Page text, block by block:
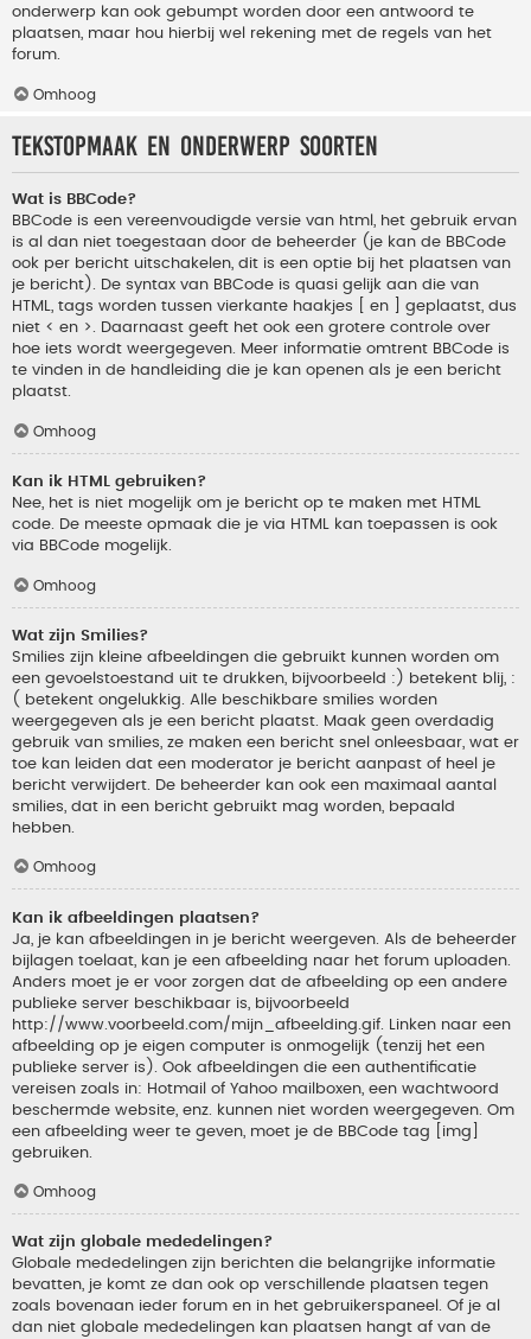
onderwerp kan ook gebumpt worden door een antwoord te
plaatsen, maar hou hierbij wel rekening met de regels van het
forum.
Omhoog
Tekstopmaak en onderwerp soorten
Wat is BBCode?
BBCode is een vereenvoudigde versie van html, het gebruik ervan
is al dan niet toegestaan door de beheerder (je kan de BBCode
ook per bericht uitschakelen, dit is een optie bij het plaatsen van
je bericht). De syntax van BBCode is quasi gelijk aan die van
HTML, tags worden tussen vierkante haakjes [ en ] geplaatst, dus
niet < en >. Daarnaast geeft het ook een grotere controle over
hoe iets wordt weergegeven. Meer informatie omtrent BBCode is
te vinden in de handleiding die je kan openen als je een bericht
plaatst.
Omhoog
Kan ik HTML gebruiken?
Nee, het is niet mogelijk om je bericht op te maken met HTML
code. De meeste opmaak die je via HTML kan toepassen is ook
via BBCode mogelijk.
Omhoog
Wat zijn Smilies?
Smilies zijn kleine afbeeldingen die gebruikt kunnen worden om
een gevoelstoestand uit te drukken, bijvoorbeeld :) betekent blij, :
( betekent ongelukkig. Alle beschikbare smilies worden
weergegeven als je een bericht plaatst. Maak geen overdadig
gebruik van smilies, ze maken een bericht snel onleesbaar, wat er
toe kan leiden dat een moderator je bericht aanpast of heel je
bericht verwijdert. De beheerder kan ook een maximaal aantal
smilies, dat in een bericht gebruikt mag worden, bepaald
hebben.
Omhoog
Kan ik afbeeldingen plaatsen?
Ja, je kan afbeeldingen in je bericht weergeven. Als de beheerder
bijlagen toelaat, kan je een afbeelding naar het forum uploaden.
Anders moet je er voor zorgen dat de afbeelding op een andere
publieke server beschikbaar is, bijvoorbeeld
http://www.voorbeeld.com/mijn_afbeelding.gif. Linken naar een
afbeelding op je eigen computer is onmogelijk (tenzij het een
publieke server is). Ook afbeeldingen die een authentificatie
vereisen zoals in: Hotmail of Yahoo mailboxen, een wachtwoord
beschermde website, enz. kunnen niet worden weergegeven. Om
een afbeelding weer te geven, moet je de BBCode tag [img]
gebruiken.
Omhoog
Wat zijn globale mededelingen?
Globale mededelingen zijn berichten die belangrijke informatie
bevatten, je komt ze dan ook op verschillende plaatsen tegen
zoals bovenaan ieder forum en in het gebruikerspaneel. Of je al
dan niet globale mededelingen kan plaatsen hangt af van de